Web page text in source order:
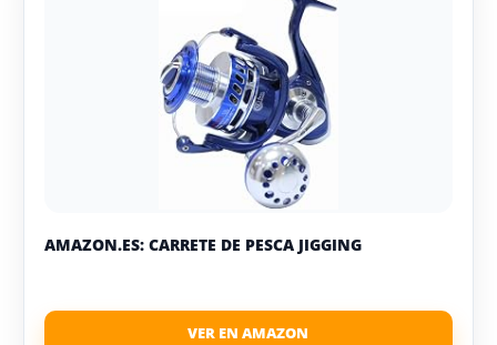
AMAZON.ES: CARRETE DE PESCA JIGGING